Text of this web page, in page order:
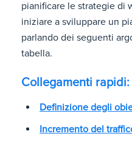
pianificare le strategie di
iniziare a sviluppare un
parlando dei seguenti
tabella.
Collegamenti rapidi:
Definizione degli
Incremento del